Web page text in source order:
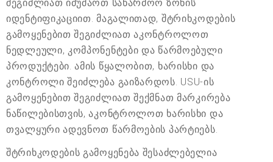
შეგიძლიათ იმუშაოთ საწარმოო ზონის
იდენტიფიკაციით. მაგალითად, შტრიხკოდების
გამოყენებით შეგიძლიათ აკონტროლოთ
ნედლეული, კომპონენტები და წარმოებული
პროდუქტები. ამის წყალობით, ხარისხი და
კონტროლი შეიძლება გაიზარდოს. USU-ის
გამოყენებით შეგიძლიათ შექმნათ მარკირება
ნაწილებისთვის, აკონტროლოთ ხარისხი და
თვალყური ადევნოთ წარმოების პარტიებს.
შტრიხკოდების გამოყენება შესაძლებელია